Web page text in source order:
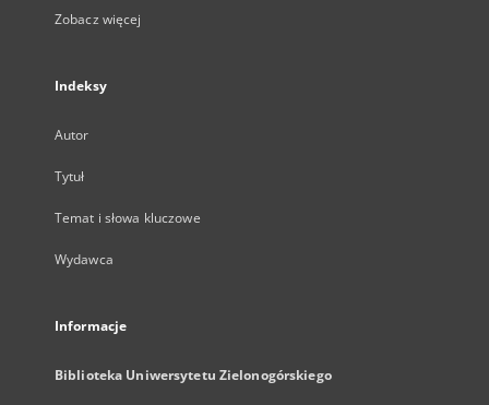
Zobacz więcej
Indeksy
Autor
Tytuł
Temat i słowa kluczowe
Wydawca
Informacje
Biblioteka Uniwersytetu Zielonogórskiego